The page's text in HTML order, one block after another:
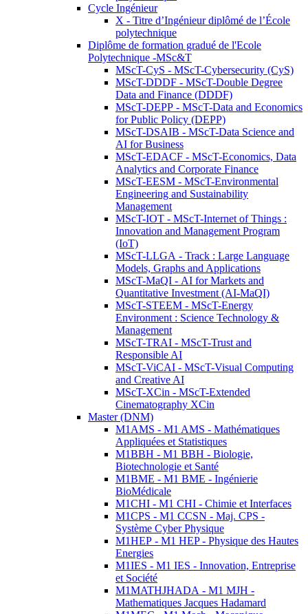
Cycle Ingénieur
X - Titre d’Ingénieur diplômé de l’École
polytechnique
Diplôme de formation gradué de l'Ecole
Polytechnique -MSc&T
MScT-CyS - MScT-Cybersecurity (CyS)
MScT-DDDF - MScT-Double Degree
Data and Finance (DDDF)
MScT-DEPP - MScT-Data and Economics
for Public Policy (DEPP)
MScT-DSAIB - MScT-Data Science and
AI for Business
MScT-EDACF - MScT-Economics, Data
Analytics and Corporate Finance
MScT-EESM - MScT-Environmental
Engineering and Sustainability
Management
MScT-IOT - MScT-Internet of Things :
Innovation and Management Program
(IoT)
MScT-LLGA - Track : Large Language
Models, Graphs and Applications
MScT-MaQI - AI for Markets and
Quantitative Investment (AI-MaQI)
MScT-STEEM - MScT-Energy
Environment : Science Technology &
Management
MScT-TRAI - MScT-Trust and
Responsible AI
MScT-ViCAI - MScT-Visual Computing
and Creative AI
MScT-XCin - MScT-Extended
Cinematography XCin
Master (DNM)
M1AMS - M1 AMS - Mathématiques
Appliquées et Statistiques
M1BBH - M1 BBH - Biologie,
Biotechnologie et Santé
M1BME - M1 BME - Ingénierie
BioMédicale
M1CHI - M1 CHI - Chimie et Interfaces
M1CPS - M1 CCSN - Maj. CPS -
Système Cyber Physique
M1HEP - M1 HEP - Physique des Hautes
Energies
M1IES - M1 IES - Innovation, Entreprise
et Société
M1MATHJHADA - M1 MJH -
Mathematiques Jacques Hadamard